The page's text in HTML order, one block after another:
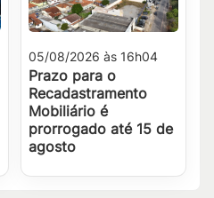
05/08/2026 às 16h04
Prazo para o
Recadastramento
Mobiliário é
prorrogado até 15 de
agosto